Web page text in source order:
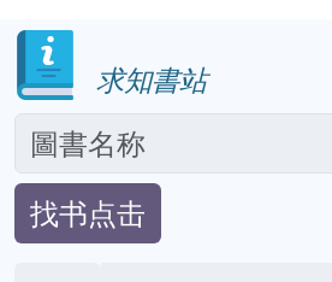
求知書站
找书点击